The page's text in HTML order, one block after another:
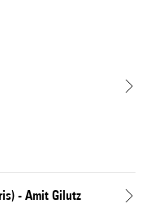
- Amit Gilutz